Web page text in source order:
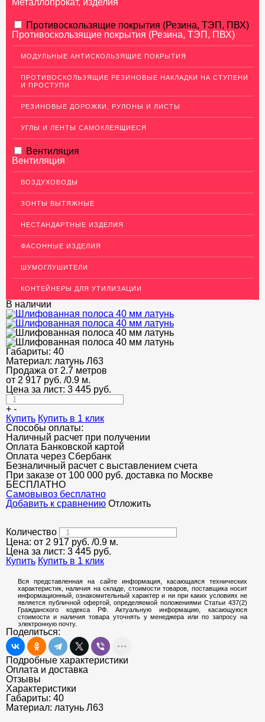
Металлопрокат, изделия
АЛЮМИНИЕВЫЙ ПРОКАТ
НЕРЖАВЕЮЩАЯ СТАЛЬ
МЕДНЫЙ ПРОКАТ
ЛАТУННЫЙ ПРОКАТ
ДЕКОР НЕРЖАВЕЙКА
ОГРАЖДЕНИЯ ДЛЯ ЛЕСТНИЦ
ЭЛЕКТРОДЫ
ДЕКОРАТИВНЫЙ УГОЛОК
МЕТАЛЛИЧЕСКИЕ ПОРОГИ НАПОЛЬНЫЕ (ДЛЯ ПОЛА),
РАСКЛАДКА, ПЛИНТУС
Алюминиевый плинтус
Раскладка под плитку
Т-образный профиль
Полоса декоративная
ПОТОЛКИ
АКЦИИ
НЕДОРОГОЙ МЕТАЛЛОПРОКАТ
Противоскользящие покрытия (Резина, ТЭП, ПВХ)
Противоскользящие покрытия (Резина, ТЭП, ПВХ)
МОДУЛЬНЫЕ АНТИСКОЛЬЗЯЩИЕ ПОКРЫТИЯ
ПРОТИВОСКОЛЬЗЯЩИЕ РЕЗИНОВЫЕ НАКЛАДКИ НА СТУПЕНИ
И ПРОСТУПИ
РЕЗИНОВЫЕ ДОРОЖКИ, РУЛОНЫ И ЛИСТЫ
УГЛЫ И ЛЕНТЫ САМОКЛЕЯЩИЕСЯ
Вентиляция
Вентиляция
ВОЗДУХОВОДЫ
ЗОНТЫ ВЫТЯЖНЫЕ
НЕСТАНДАРТНЫЕ ИЗДЕЛИЯ
ФАСОННЫЕ ИЗДЕЛИЯ
ШУМОГЛУШИТЕЛИ
КОНТЕЙНЕРЫ ДЛЯ УТИЛИЗАЦИИ
В наличии
Габариты: 40
Материал: латунь Л63
Продажа от 2.7 метров
от 2 917 руб. /0.9 м.
Цена за лист: 3 445 руб.
+ -
Купить Купить в 1 клик
Способы оплаты:
Наличный расчет при получении
Оплата Банковской картой
Оплата через Сбербанк
Безналичный расчет с выставлением счета
При заказе от 100 000 руб. доставка по Москве
БЕСПЛАТНО
Cамовывоз бесплатно
Добавить к сравнению Отложить
Количество
Цена: от 2 917 руб. /0.9 м.
Цена за лист: 3 445 руб.
Купить Купить в 1 клик
Вся представленная на сайте информация, касающаяся технических
характеристик, наличия на складе, стоимости товаров, поставщика носит
информационный, ознакомительный характер и ни при каких условиях не
является публичной офертой, определяемой положениями Статьи 437(2)
Гражданского кодекса РФ. Актуальную информацию, касающуюся
стоимости и наличия товара уточнять у менеджера или по запросу на
электронную почту.
Поделиться:
Подробные характеристики
Оплата и доставка
Отзывы
Характеристики
Габариты: 40
Материал: латунь Л63